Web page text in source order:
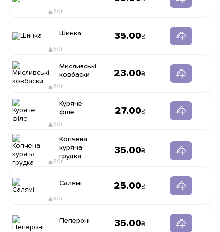
50г
Шинка
50г
35.00
Мисливські
ковбаски
50г
23.00
Куряче
філе
50г
27.00
Копчена
куряча
грудка
50г
35.00
Салямі
50г
25.00
Пепероні 35.00